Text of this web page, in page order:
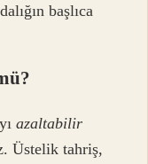
başlıca
azaltabilir
Üstelik tahriş,